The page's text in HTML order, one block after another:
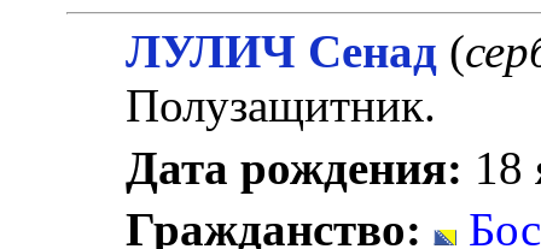
ЛУЛИЧ Сенад (
Полузащитник.
Дата рождения: 18
Гражданство: